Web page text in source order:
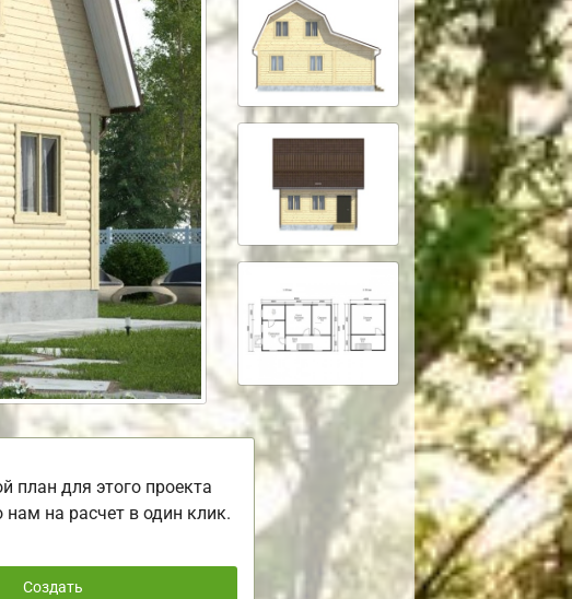
план для этого проекта
нам на расчет в один клик.
Создать